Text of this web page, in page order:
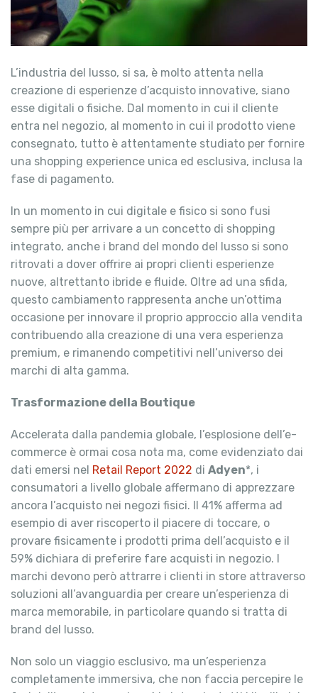
L’industria del lusso, si sa, è molto attenta nella
creazione di esperienze d’acquisto innovative, siano
esse digitali o fisiche. Dal momento in cui il cliente
entra nel negozio, al momento in cui il prodotto viene
consegnato, tutto è attentamente studiato per fornire
una shopping experience unica ed esclusiva, inclusa la
fase di pagamento.
In un momento in cui digitale e fisico si sono fusi
sempre più per arrivare a un concetto di shopping
integrato, anche i brand del mondo del lusso si sono
ritrovati a dover offrire ai propri clienti esperienze
nuove, altrettanto ibride e fluide. Oltre ad una sfida,
questo cambiamento rappresenta anche un’ottima
occasione per innovare il proprio approccio alla vendita
contribuendo alla creazione di una vera esperienza
premium, e rimanendo competitivi nell’universo dei
marchi di alta gamma.
Trasformazione della Boutique
Accelerata dalla pandemia globale, l’esplosione dell’e-
commerce è ormai cosa nota ma, come evidenziato dai
dati emersi nel Retail Report 2022 di Adyen*, i
consumatori a livello globale affermano di apprezzare
ancora l’acquisto nei negozi fisici. Il 41% afferma ad
esempio di aver riscoperto il piacere di toccare, o
provare fisicamente i prodotti prima dell’acquisto e il
59% dichiara di preferire fare acquisti in negozio. I
marchi devono però attrarre i clienti in store attraverso
soluzioni all’avanguardia per creare un’esperienza di
marca memorabile, in particolare quando si tratta di
brand del lusso.
Non solo un viaggio esclusivo, ma un’esperienza
completamente immersiva, che non faccia percepire le